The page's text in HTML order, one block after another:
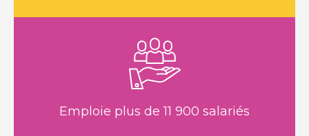
Emploie plus de 11 900 salariés